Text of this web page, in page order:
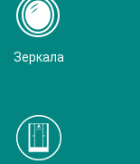
Зеркала